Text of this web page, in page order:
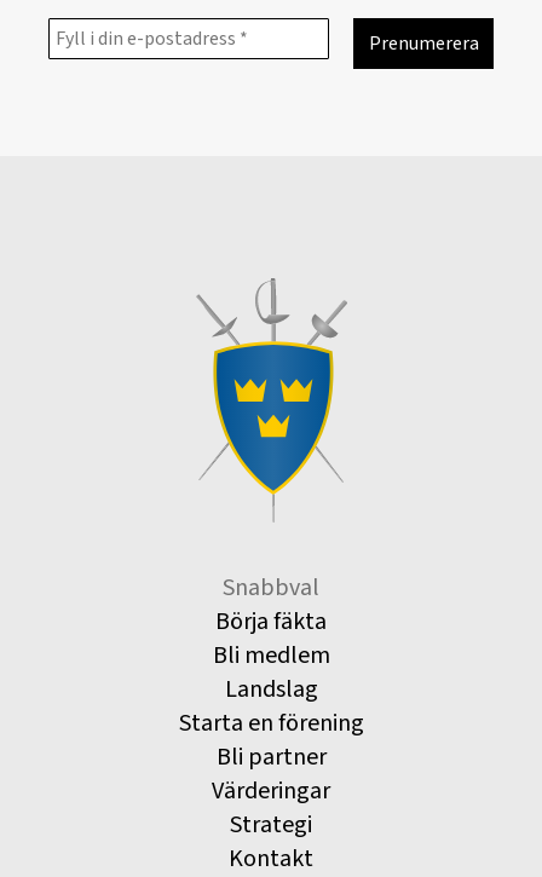
Snabbval
Börja fäkta
Bli medlem
Landslag
Starta en förening
Bli partner
Värderingar
Strategi
Kontakt